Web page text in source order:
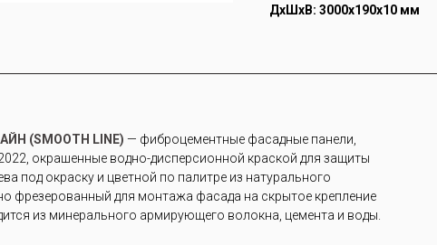
ДxШxВ: 3000x190x10 мм
(SMOOTH LINE) — фиброцементные фасадные панели,
окрашенные водно-дисперсионной краской для защиты
под окраску и цветной по палитре из натурального
фрезерованный для монтажа фасада на скрытое крепление
из минерального армирующего волокна, цемента и воды.